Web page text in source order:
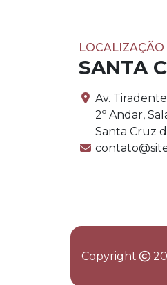
LOCALIZAÇÃO
SANTA
Av.
2º Andar,
Santa Cruz
Copyright